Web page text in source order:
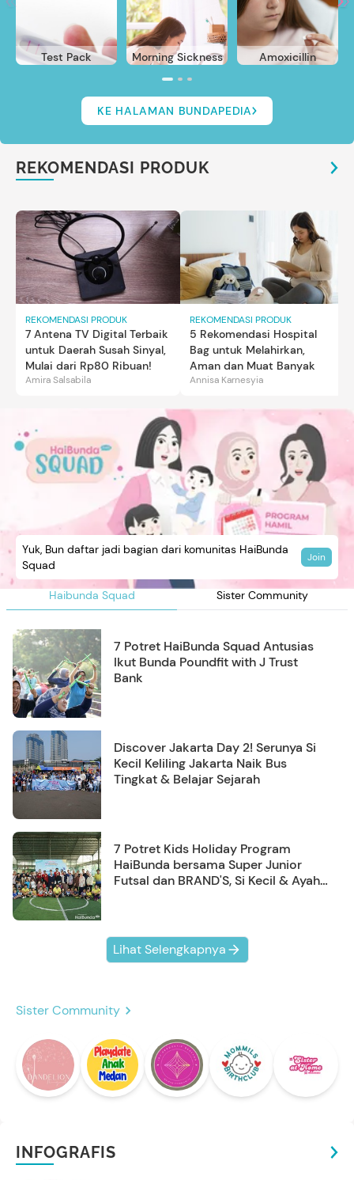
Test Pack Morning Sickness Amoxicillin
KE HALAMAN BUNDAPEDIA
REKOMENDASI PRODUK
REKOMENDASI PRODUK
7 Antena TV Digital Terbaik
untuk Daerah Susah Sinyal,
Mulai dari Rp80 Ribuan!
Amira Salsabila
REKOMENDASI PRODUK
5 Rekomendasi Hospital
Bag untuk Melahirkan,
Aman dan Muat Banyak
Annisa Karnesyia
Haibunda Squad Sister Community
Yuk, Bun daftar jadi bagian dari komunitas HaiBunda
Squad
Join
7 Potret HaiBunda Squad Antusias
Ikut Bunda Poundfit with J Trust
Bank
Discover Jakarta Day 2! Serunya Si
Kecil Keliling Jakarta Naik Bus
Tingkat & Belajar Sejarah
7 Potret Kids Holiday Program
HaiBunda bersama Super Junior
Futsal dan BRAND'S, Si Kecil & Ayah
Lihat Selengkapnya
Sister Community
INFOGRAFIS